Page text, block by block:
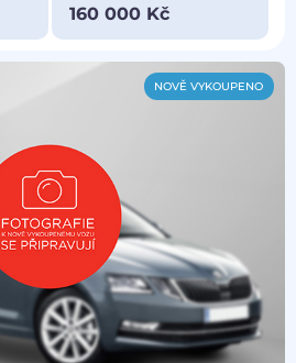
160 000 Kč
NOVĚ VYKOUPENO